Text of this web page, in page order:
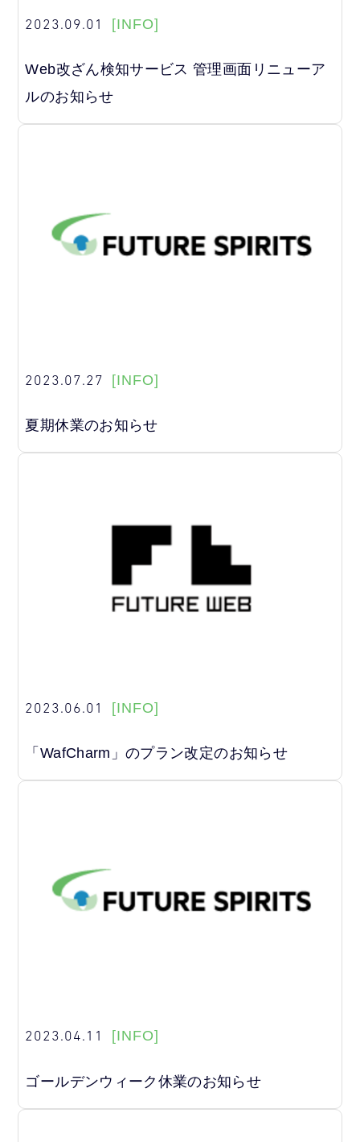
2023.09.01 [INFO]
Web改ざん検知サービス 管理画面リニューア
ルのお知らせ
2023.07.27 [INFO]
夏期休業のお知らせ
2023.06.01 [INFO]
「WafCharm」のプラン改定のお知らせ
2023.04.11 [INFO]
ゴールデンウィーク休業のお知らせ